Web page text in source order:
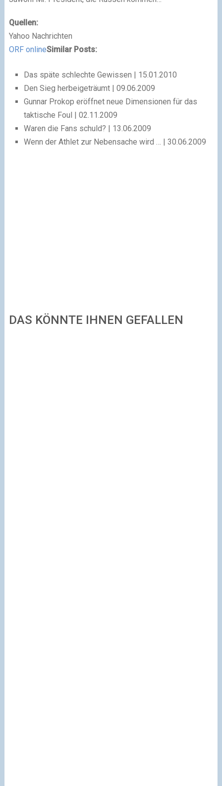
Quellen:
Yahoo Nachrichten
ORF onlineSimilar Posts:
Das späte schlechte Gewissen | 15.01.2010
Den Sieg herbeigeträumt | 09.06.2009
Gunnar Prokop eröffnet neue Dimensionen für das
taktische Foul | 02.11.2009
Waren die Fans schuld? | 13.06.2009
Wenn der Athlet zur Nebensache wird … | 30.06.2009
DAS KÖNNTE IHNEN GEFALLEN